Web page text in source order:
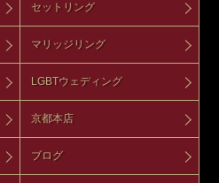
セットリング
マリッジリング
LGBTウェディング
京都本店
ブログ